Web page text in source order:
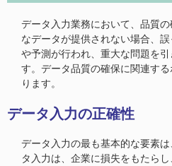
データ入力業務において、品質
なデータが提供されない場合、
や予測が行われ、重大な問題を
す。データ品質の確保に関連す
ります。
データ入力の正確性
データ入力の最も基本的な要素
タ入力は、企業に損失をもたら